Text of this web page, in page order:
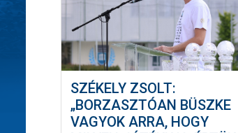
SZÉKELY ZSOLT:
„BORZASZTÓAN BÜSZKE
VAGYOK ARRA, HOGY